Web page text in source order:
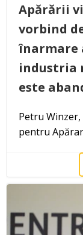
Apărării
vorbind
înarmare
industria
este
Petru
pentru